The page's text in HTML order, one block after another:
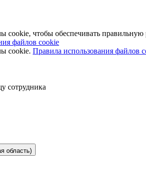
чтобы обеспечивать правильную
файлов cookie
cookie. Правила использования файлов
сотрудника
область)